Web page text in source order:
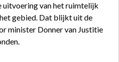
uitvoering van het ruimtelijk
gebied. Dat blijkt uit de
minister Donner van Justitie